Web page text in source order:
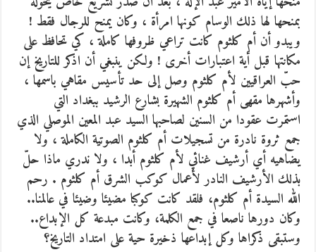
بمنحها لها ذلك الوسام كونها امرأة ، وكان يمنح للرجال فقط !
ويبدو أن أم كلثوم كانت تراعي ظروفها كاملة ، كي تحافظ على
مكانتها قبل أية اعتبارات أخرى ! ولكن ينبغي أن اذكر للتاريخ إن
حبّ العراقيين لأم كلثوم وصل إلى حد تأسيس مقاهي باسمها ،
وأشهرها مقهى أم كلثوم الشهيرة بشارع الرشيد ببغداد التي
استمرت عقودا من السنين لصاحبها السيد عبد المعين الموصلي الذي
جمع ثروة نادرة من تسجيلات أم كلثوم الصوتية الكاملة ، ولا
يضاهيه أي أرشيف غنائي لأم كلثوم أبدا ، ولا ندري ماذا حلّ
بذلك الأرشيف النادر لأعمال كوكب الشرق أم كلثوم . رحم
الله السيدة أم كلثوم، فلقد كانت كوكبا مضيئا وضيئا في عالمنا..
وكان دورها ناصعا في جمع الكلمة، وكانت مبدعة كل الإبداع..
وستبقى ذكراها وكل إبداعها ذخيرة حية على امتداد التاريخ؟